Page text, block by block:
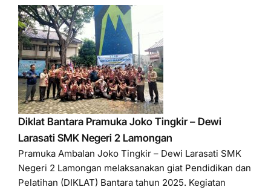
Diklat Bantara Pramuka Joko Tingkir – Dewi
Larasati SMK Negeri 2 Lamongan
Pramuka Ambalan Joko Tingkir – Dewi Larasati SMK
Negeri 2 Lamongan melaksanakan giat Pendidikan dan
Pelatihan (DIKLAT) Bantara tahun 2025. Kegiatan